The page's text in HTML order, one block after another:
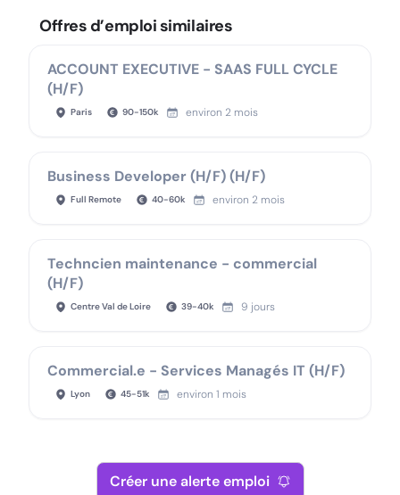
Offres d’emploi similaires
ACCOUNT EXECUTIVE - SAAS FULL CYCLE
(H/F)
Paris 90-150k environ 2 mois
Business Developer (H/F) (H/F)
Full Remote 40-60k environ 2 mois
Techncien maintenance - commercial
(H/F)
Centre Val de Loire 39-40k 9 jours
Commercial.e - Services Managés IT (H/F)
Lyon 45-51k environ 1 mois
Créer une alerte emploi